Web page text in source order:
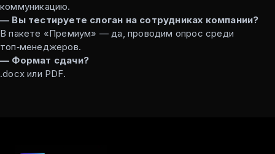
коммуникацию.
— Вы тестируете слоган на сотрудниках компании?
В пакете «Премиум» — да, проводим опрос среди
топ‑менеджеров.
— Формат сдачи?
.docx или PDF.